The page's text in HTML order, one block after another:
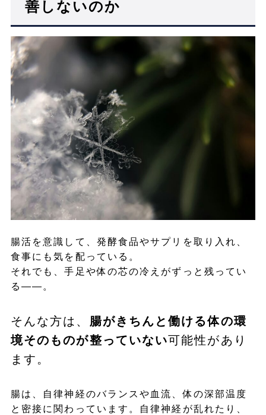
善しないのか
腸活を意識して、発酵食品やサプリを取り入れ、
食事にも気を配っている。
それでも、手足や体の芯の冷えがずっと残ってい
る――。
そんな方は、 腸がきちんと働ける体の環
境そのものが整っていない可能性があり
ます。
腸は、自律神経のバランスや血流、体の深部温度
と密接に関わっています。自律神経が乱れたり、